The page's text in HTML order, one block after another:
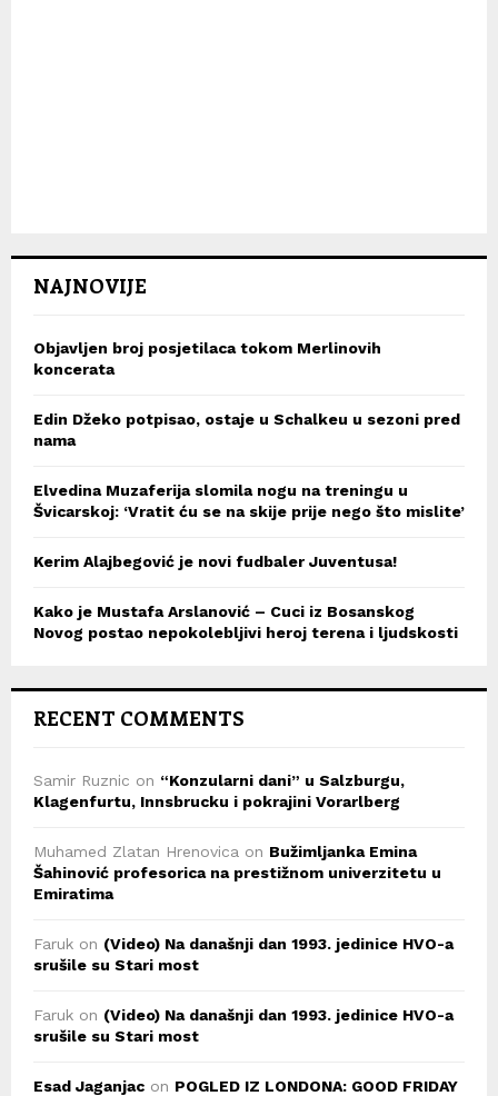
NAJNOVIJE
Objavljen broj posjetilaca tokom Merlinovih
koncerata
Edin Džeko potpisao, ostaje u Schalkeu u sezoni pred
nama
Elvedina Muzaferija slomila nogu na treningu u
Švicarskoj: ‘Vratit ću se na skije prije nego što mislite’
Kerim Alajbegović je novi fudbaler Juventusa!
Kako je Mustafa Arslanović – Cuci iz Bosanskog
Novog postao nepokolebljivi heroj terena i ljudskosti
RECENT COMMENTS
Samir Ruznic on “Konzularni dani” u Salzburgu,
Klagenfurtu, Innsbrucku i pokrajini Vorarlberg
Muhamed Zlatan Hrenovica on Bužimljanka Emina
Šahinović profesorica na prestižnom univerzitetu u
Emiratima
Faruk on (Video) Na današnji dan 1993. jedinice HVO-a
srušile su Stari most
Faruk on (Video) Na današnji dan 1993. jedinice HVO-a
srušile su Stari most
Esad Jaganjac on POGLED IZ LONDONA: GOOD FRIDAY